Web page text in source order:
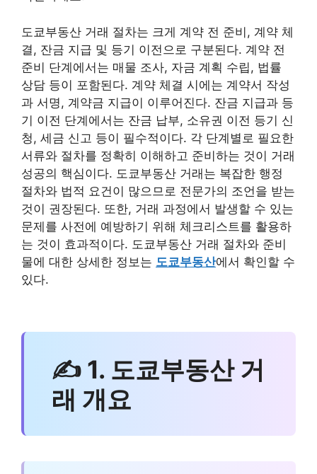
도쿄부동산 거래 절차는 크게 계약 전 준비, 계약 체
결, 잔금 지급 및 등기 이전으로 구분된다. 계약 전
준비 단계에서는 매물 조사, 자금 계획 수립, 법률
상담 등이 포함된다. 계약 체결 시에는 계약서 작성
과 서명, 계약금 지급이 이루어진다. 잔금 지급과 등
기 이전 단계에서는 잔금 납부, 소유권 이전 등기 신
청, 세금 신고 등이 필수적이다. 각 단계별로 필요한
서류와 절차를 정확히 이해하고 준비하는 것이 거래
성공의 핵심이다. 도쿄부동산 거래는 복잡한 행정
절차와 법적 요건이 많으므로 전문가의 조언을 받는
것이 권장된다. 또한, 거래 과정에서 발생할 수 있는
문제를 사전에 예방하기 위해 체크리스트를 활용하
는 것이 효과적이다. 도쿄부동산 거래 절차와 준비
물에 대한 상세한 정보는 도쿄부동산에서 확인할 수
있다.
✍ 1. 도쿄부동산 거
래 개요